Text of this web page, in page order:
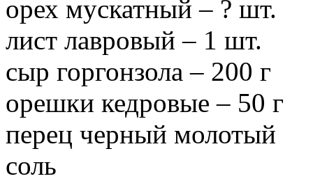
орех мускатный – ? шт.
лист лавровый – 1 шт.
сыр горгонзола – 200 г
орешки кедровые – 50 г
перец черный молотый
соль